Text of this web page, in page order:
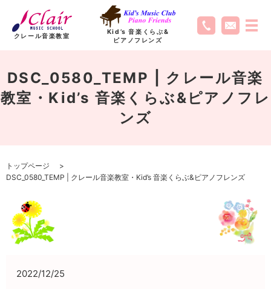
クレール音楽教室
Kid’s 音楽くらぶ&
ピアノフレンズ
DSC_0580_TEMP | クレール音楽
教室・Kid’s 音楽くらぶ&ピアノフレ
ンズ
トップページ
DSC_0580_TEMP | クレール音楽教室・Kid’s 音楽くらぶ&ピアノフレンズ
2022/12/25